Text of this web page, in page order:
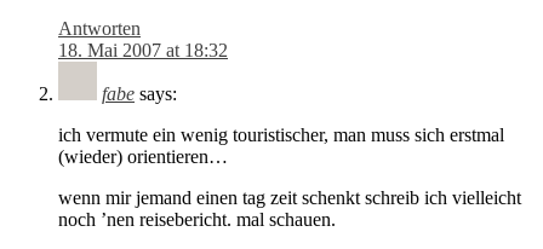
Antworten
18. Mai 2007 at 18:32
fabe says:
ich vermute ein wenig touristischer, man muss sich erstmal
(wieder) orientieren…
wenn mir jemand einen tag zeit schenkt schreib ich vielleicht
noch ’nen reisebericht. mal schauen.